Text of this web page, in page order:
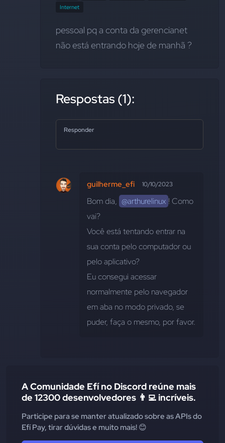
Internet
pessoal pq a conta da gerencianet
não está entrando hoje de manhã ?
Respostas (1):
Responder
guilherme_efi 10/10/2023
Bom dia, @arthurelinux ! Como
vai?
Você está tentando entrar na
sua conta pelo computador ou
pelo aplicativo?
Eu consegui acessar
normalmente pelo navegador
em aba no modo privado, se
puder, faça o mesmo, por favor.
A Comunidade Efí no Discord reúne mais
de 12300 desenvolvedores 👨‍💻 incríveis.
Participe para se manter atualizado sobre as APIs do
Efí Pay, tirar dúvidas e muito mais! 😊